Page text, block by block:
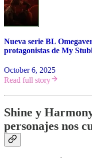
Nueva serie BL
protagonistas de My
October 6, 2025
Read full story
Shine y
personajes nos